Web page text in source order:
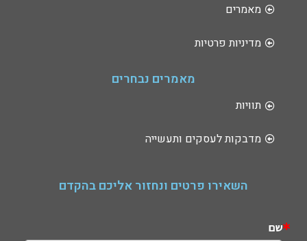
מאמרים
מדיניות פרטיות
מאמרים נבחרים
תוויות
מדבקות לעסקים ותעשייה
השאירו פרטים ונחזור אליכם בהקדם